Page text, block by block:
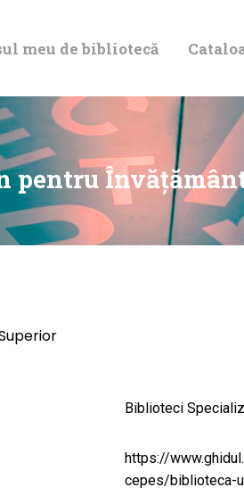
meu de bibliotecă
Învăţământ
ȘI
Biblioteci
https://
cepes/biblioteca-